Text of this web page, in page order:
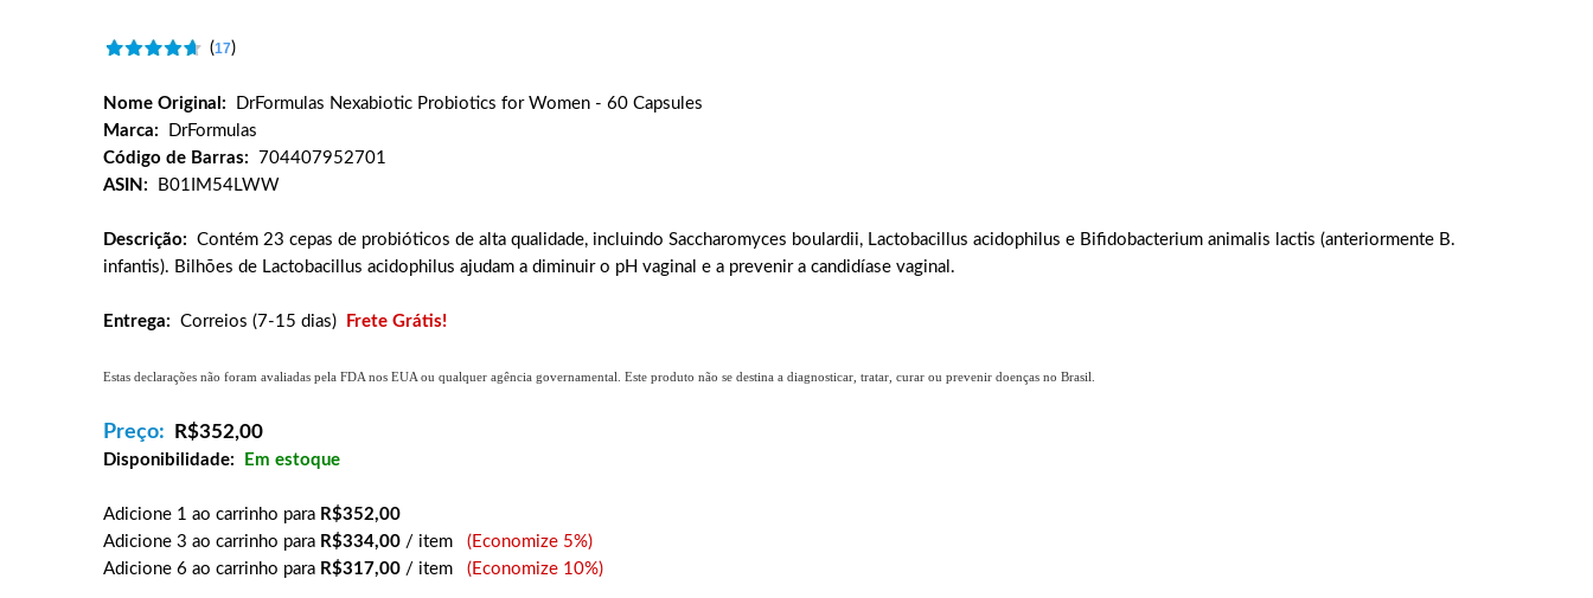
(17)
Nome Original:
DrFormulas Nexabiotic Probiotics for Women - 60 Capsules
Marca:
DrFormulas
Código de Barras:
704407952701
ASIN:
B01IM54LWW
Descrição: Contém 23 cepas de probióticos de alta qualidade, incluindo Saccharomyces boulardii, Lactobacillus acidophilus e Bifidobacterium animalis lactis (anteriormente B.
infantis). Bilhões de Lactobacillus acidophilus ajudam a diminuir o pH vaginal e a prevenir a candidíase vaginal.
Entrega: Correios (7-15 dias) Frete Grátis!
Estas declarações não foram avaliadas pela FDA nos EUA ou qualquer agência governamental. Este produto não se destina a diagnosticar, tratar, curar ou prevenir doenças no Brasil.
Preço: R$352,00
Disponibilidade: Em estoque
Adicione 1 ao carrinho para R$352,00
Adicione 3 ao carrinho para R$334,00 / item (Economize 5%)
Adicione 6 ao carrinho para R$317,00 / item (Economize 10%)